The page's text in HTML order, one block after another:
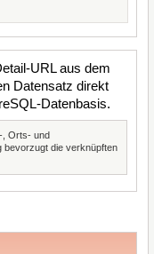
URL aus dem
Datensatz direkt
Datenbasis.
, Orts- und
bevorzugt die verknüpften